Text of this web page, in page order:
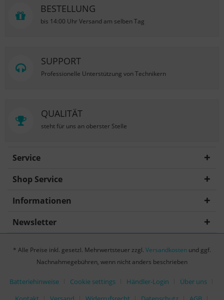
BESTELLUNG
bis 14:00 Uhr Versand am selben Tag
SUPPORT
Professionelle Unterstützung von Technikern
QUALITÄT
steht für uns an oberster Stelle
Service
Shop Service
Informationen
Newsletter
* Alle Preise inkl. gesetzl. Mehrwertsteuer zzgl. Versandkosten und ggf.
Nachnahmegebühren, wenn nicht anders beschrieben
Batteriehinweise Cookie settings Händler-Login
Über uns